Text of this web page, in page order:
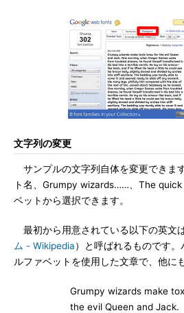
文字列の変更
サンプルの文字列自体を変更できま
ト名、Grumpy wizards……、The
ベットから選択できます。
最初から用意されている以下の英文
ム - Wikipedia）と呼ばれるものです
ルファベットを使用した文章で、他に
Grumpy wizards make
the evil Queen and Jack.